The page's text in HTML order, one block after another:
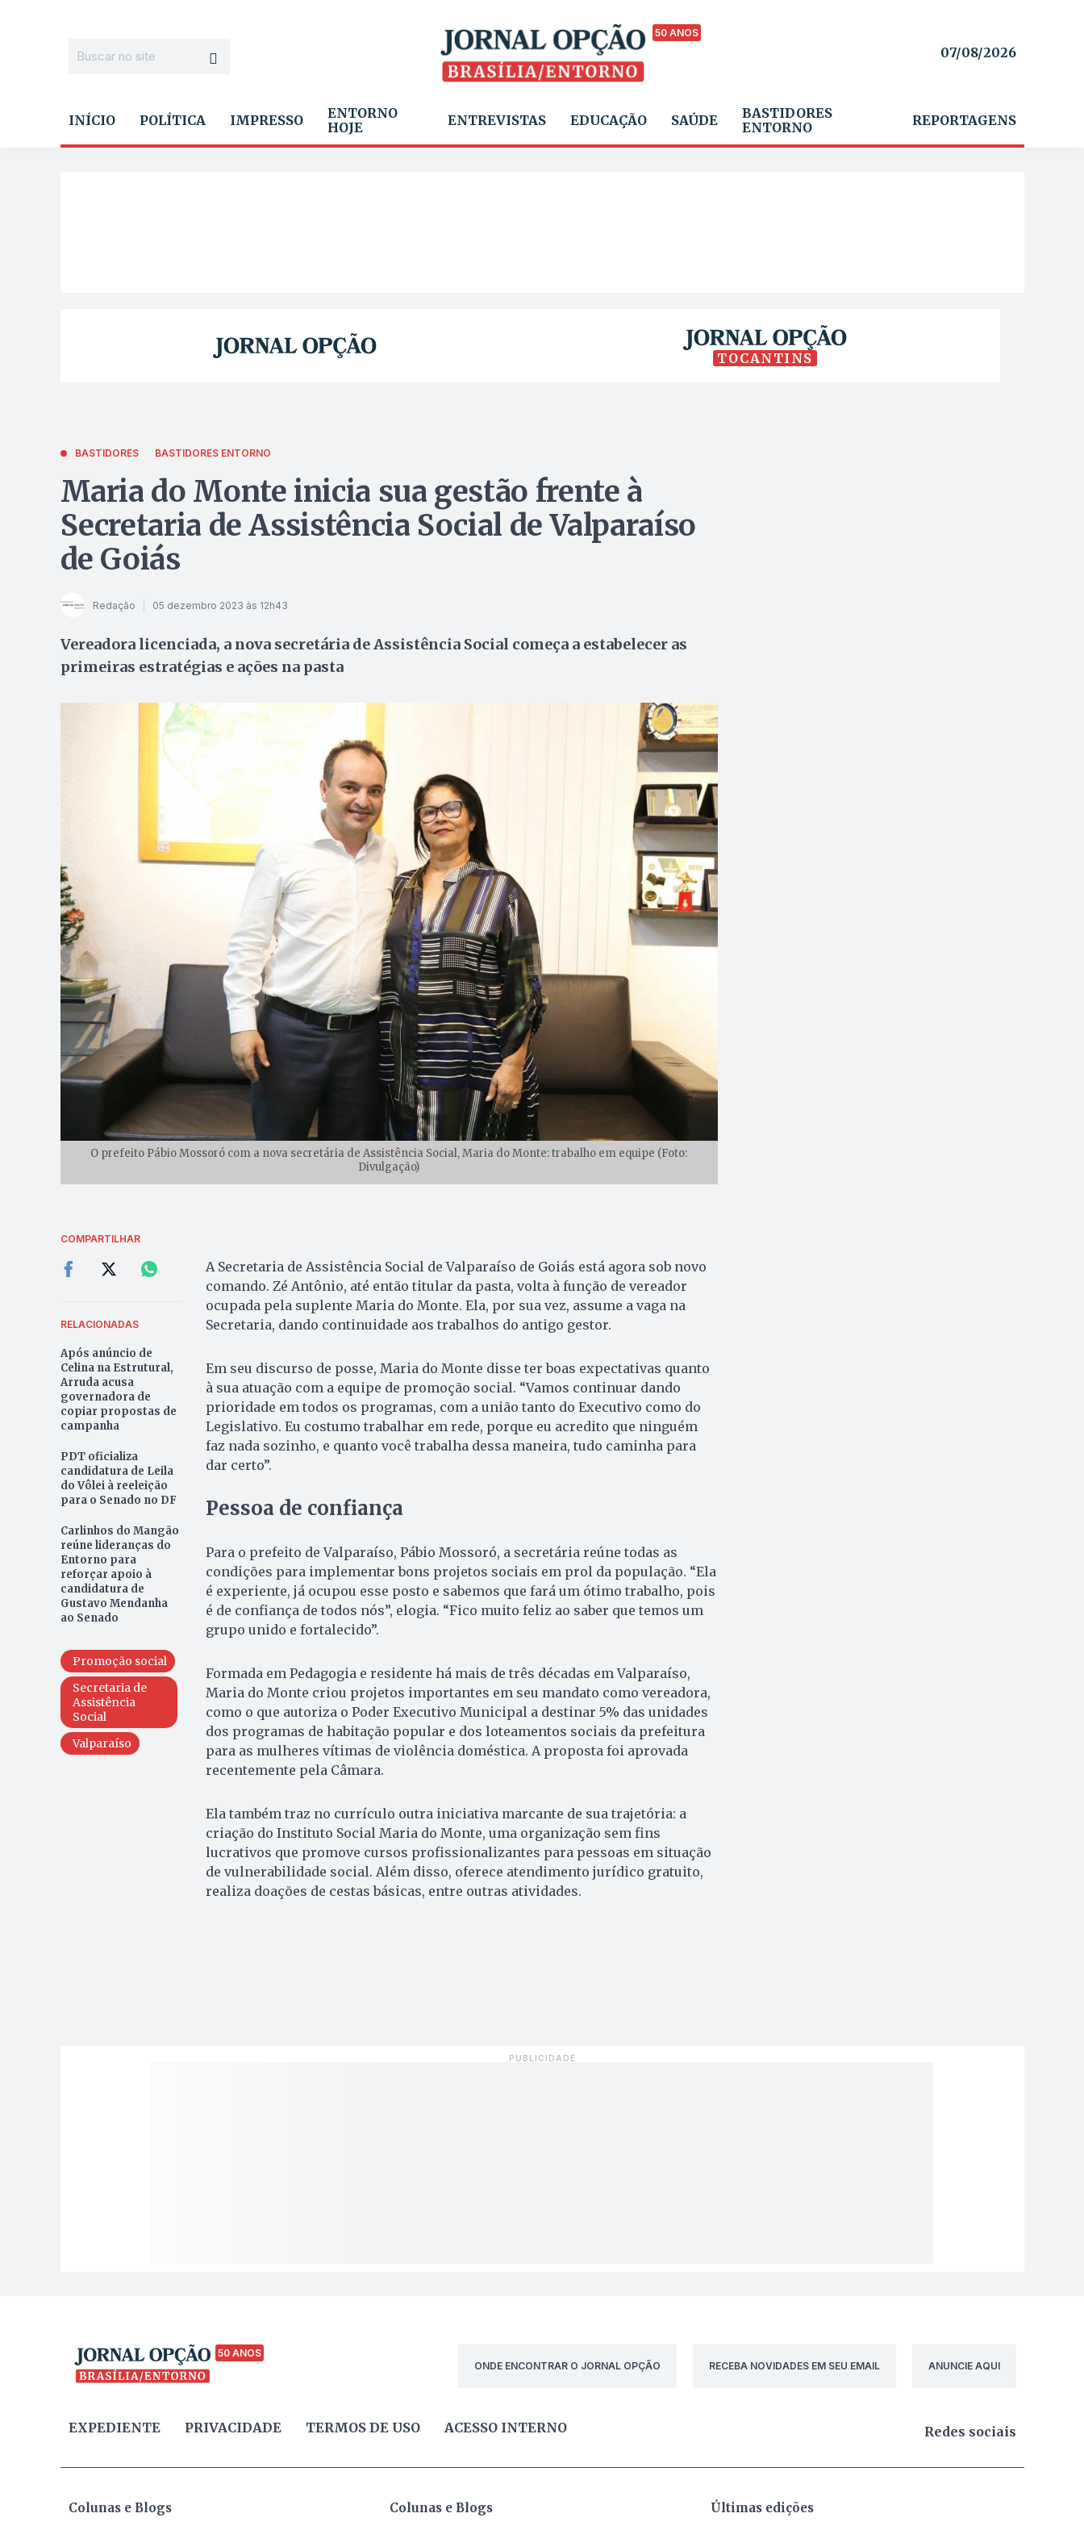
50 ANOS
07/08/2026
INÍCIO POLÍTICA IMPRESSO
ENTORNO
HOJE
ENTREVISTAS EDUCAÇÃO SAÚDE
BASTIDORES
ENTORNO
REPORTAGENS
TOCANTINS
BASTIDORES BASTIDORES ENTORNO
Maria do Monte inicia sua gestão frente à
Secretaria de Assistência Social de Valparaíso
de Goiás
Redação 05 dezembro 2023 às 12h43
Vereadora licenciada, a nova secretária de Assistência Social começa a estabelecer as
primeiras estratégias e ações na pasta
O prefeito Pábio Mossoró com a nova secretária de Assistência Social, Maria do Monte: trabalho em equipe (Foto:
Divulgação)
COMPARTILHAR
RELACIONADAS
Após anúncio de
Celina na Estrutural,
Arruda acusa
governadora de
copiar propostas de
campanha
PDT oficializa
candidatura de Leila
do Vôlei à reeleição
para o Senado no DF
Carlinhos do Mangão
reúne lideranças do
Entorno para
reforçar apoio à
candidatura de
Gustavo Mendanha
ao Senado
Promoção social
Secretaria de
Assistência
Social
Valparaíso
A Secretaria de Assistência Social de Valparaíso de Goiás está agora sob novo
comando. Zé Antônio, até então titular da pasta, volta à função de vereador
ocupada pela suplente Maria do Monte. Ela, por sua vez, assume a vaga na
Secretaria, dando continuidade aos trabalhos do antigo gestor.
Em seu discurso de posse, Maria do Monte disse ter boas expectativas quanto
à sua atuação com a equipe de promoção social. “Vamos continuar dando
prioridade em todos os programas, com a união tanto do Executivo como do
Legislativo. Eu costumo trabalhar em rede, porque eu acredito que ninguém
faz nada sozinho, e quanto você trabalha dessa maneira, tudo caminha para
dar certo”.
Pessoa de confiança
Para o prefeito de Valparaíso, Pábio Mossoró, a secretária reúne todas as
condições para implementar bons projetos sociais em prol da população. “Ela
é experiente, já ocupou esse posto e sabemos que fará um ótimo trabalho, pois
é de confiança de todos nós”, elogia. “Fico muito feliz ao saber que temos um
grupo unido e fortalecido”.
Formada em Pedagogia e residente há mais de três décadas em Valparaíso,
Maria do Monte criou projetos importantes em seu mandato como vereadora,
como o que autoriza o Poder Executivo Municipal a destinar 5% das unidades
dos programas de habitação popular e dos loteamentos sociais da prefeitura
para as mulheres vítimas de violência doméstica. A proposta foi aprovada
recentemente pela Câmara.
Ela também traz no currículo outra iniciativa marcante de sua trajetória: a
criação do Instituto Social Maria do Monte, uma organização sem fins
lucrativos que promove cursos profissionalizantes para pessoas em situação
de vulnerabilidade social. Além disso, oferece atendimento jurídico gratuito,
realiza doações de cestas básicas, entre outras atividades.
50 ANOS
ONDE ENCONTRAR O JORNAL OPÇÃO
RECEBA NOVIDADES EM SEU EMAIL ANUNCIE AQUI
EXPEDIENTE PRIVACIDADE TERMOS DE USO ACESSO INTERNO Redes sociais
Colunas e Blogs Colunas e Blogs Últimas edições